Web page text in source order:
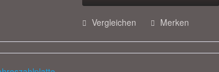
Vergleichen Merken